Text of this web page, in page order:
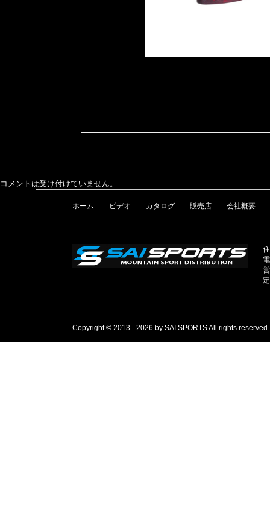
コメントは受け付けていません。
ホーム ビデオ カタログ 販売店 会社概要
Copyright © 2013 - 2026 by SAI SPORTS All rights reserved.